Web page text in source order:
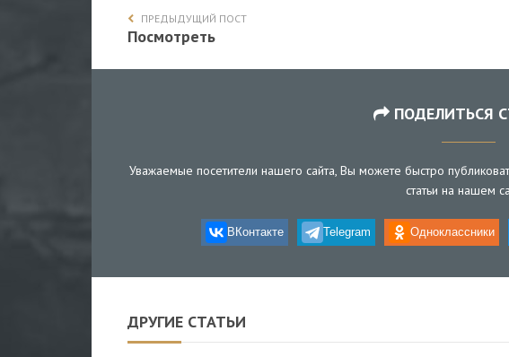
ПРЕДЫДУЩИЙ ПОСТ
Посмотреть
ПОДЕЛИТЬСЯ
Уважаемые посетители нашего сайта, Вы можете быстро
статьи на нашем
ВКонтакте Telegram Одноклассники
ДРУГИЕ СТАТЬИ